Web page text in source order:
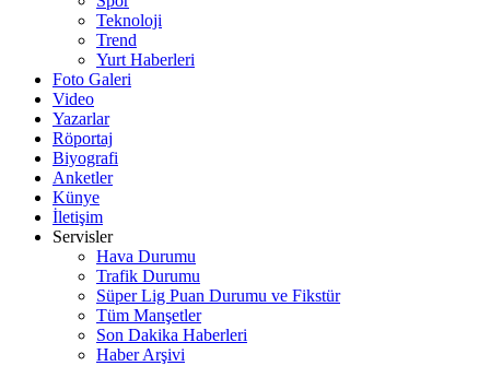
Teknoloji
Trend
Yurt Haberleri
Foto Galeri
Video
Yazarlar
Röportaj
Biyografi
Anketler
Künye
İletişim
Servisler
Hava Durumu
Trafik Durumu
Süper Lig Puan Durumu ve Fikstür
Tüm Manşetler
Son Dakika Haberleri
Haber Arşivi